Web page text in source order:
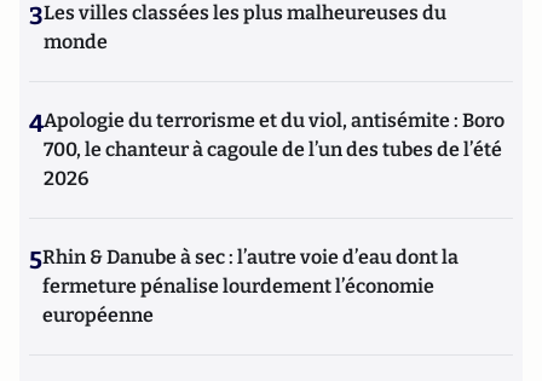
3Les villes classées les plus malheureuses du
monde
4Apologie du terrorisme et du viol, antisémite : Boro
700, le chanteur à cagoule de l’un des tubes de l’été
2026
5Rhin & Danube à sec : l’autre voie d’eau dont la
fermeture pénalise lourdement l’économie
européenne